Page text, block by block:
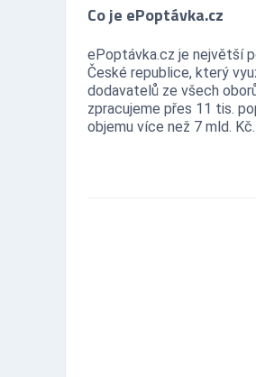
Co je ePoptávka.cz
ePoptávka.cz je největší
České republice, který
dodavatelů ze všech
zpracujeme přes 11 tis.
objemu více než 7 mld. Kč.